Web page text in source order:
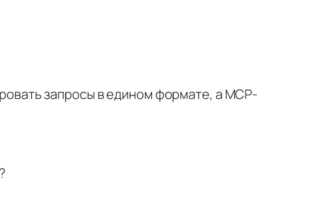
запросы в едином формате, а MCP-